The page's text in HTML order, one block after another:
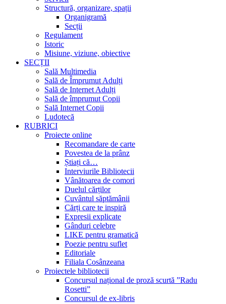
Structură, organizare, spații
Organigramă
Secții
Regulament
Istoric
Misiune, viziune, obiective
SECȚII
Sală Multimedia
Sală de Împrumut Adulți
Sală de Internet Adulți
Sală de împrumut Copii
Sală Internet Copii
Ludotecă
RUBRICI
Proiecte online
Recomandare de carte
Povestea de la prânz
Știați că…
Interviurile Bibliotecii
Vânătoarea de comori
Duelul cărților
Cuvântul săptămânii
Cărți care te inspiră
Expresii explicate
Gânduri celebre
LIKE pentru gramatică
Poezie pentru suflet
Editoriale
Filiala Cosânzeana
Proiectele bibliotecii
Concursul național de proză scurtă ”Radu
Rosetti”
Concursul de ex-libris